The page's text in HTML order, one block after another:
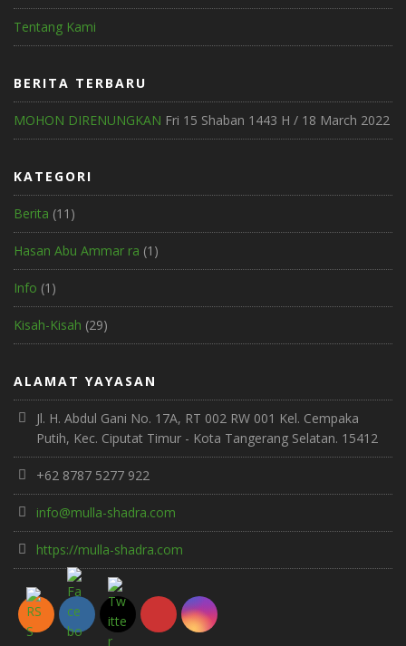
Tentang Kami
BERITA TERBARU
MOHON DIRENUNGKAN Fri 15 Shaban 1443 H / 18 March 2022
KATEGORI
Berita (11)
Hasan Abu Ammar ra (1)
Info (1)
Kisah-Kisah (29)
ALAMAT YAYASAN
Jl. H. Abdul Gani No. 17A, RT 002 RW 001 Kel. Cempaka
Putih, Kec. Ciputat Timur - Kota Tangerang Selatan. 15412
+62 8787 5277 922
info@mulla-shadra.com
https://mulla-shadra.com